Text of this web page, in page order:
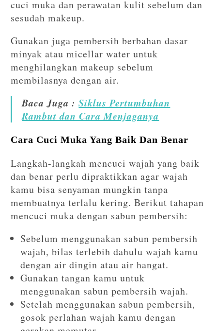
cuci muka dan perawatan kulit sebelum dan
sesudah makeup.
Gunakan juga pembersih berbahan dasar
minyak atau micellar water untuk
menghilangkan makeup sebelum
membilasnya dengan air.
Baca Juga :Siklus Pertumbuhan
Rambut dan Cara Menjaganya
Cara Cuci Muka Yang Baik Dan Benar
Langkah-langkah mencuci wajah yang baik
dan benar perlu dipraktikkan agar wajah
kamu bisa senyaman mungkin tanpa
membuatnya terlalu kering. Berikut tahapan
mencuci muka dengan sabun pembersih:
Sebelum menggunakan sabun pembersih
wajah, bilas terlebih dahulu wajah kamu
dengan air dingin atau air hangat.
Gunakan tangan kamu untuk
menggunakan sabun pembersih wajah.
Setelah menggunakan sabun pembersih,
gosok perlahan wajah kamu dengan